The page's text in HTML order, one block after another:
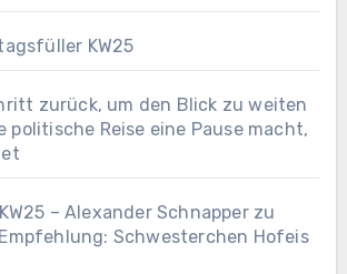
KW25
zurück, um den Blick zu weiten
politische Reise eine Pause macht,
– Alexander Schnapperzu
Schwesterchen Hofeis